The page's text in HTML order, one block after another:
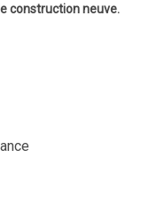
construction neuve.